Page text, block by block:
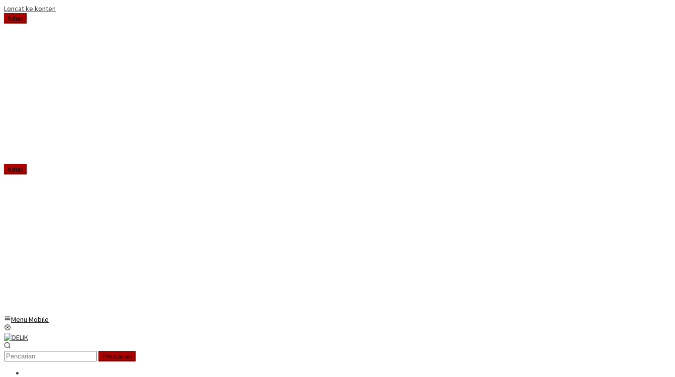
Loncat ke konten
tutup
tutup
Menu Mobile
Pencarian